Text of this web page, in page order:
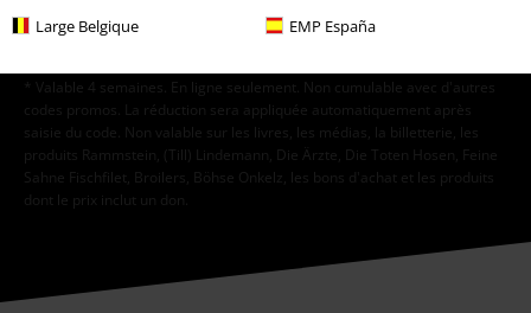
Large Belgique EMP España
S'abonner
* Valable 4 semaines. En ligne seulement. Non cumulable avec d'autres
codes promos. La réduction sera appliquée automatiquement après
saisie du code. Non valable sur les livres, les médias, la billetterie, les
produits Rammstein, (Till) Lindemann, Die Ärzte, Die Toten Hosen, Feine
Sahne Fischfilet, Broilers, Böhse Onkelz, les bons d'achat et les produits
dont le prix inclut un don.